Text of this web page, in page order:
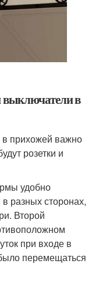
выключатели в
прихожей важно
розетки и
удобно
разных сторонах,
Второй
при входе в
перемещаться